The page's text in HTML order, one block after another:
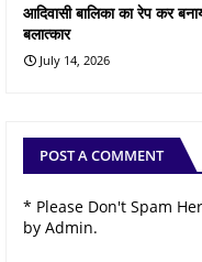
आदिवासी बालिका का रेप कर
बलात्कार
July 14, 2026
POST A COMMENT
* Please Don't Spam
by Admin.